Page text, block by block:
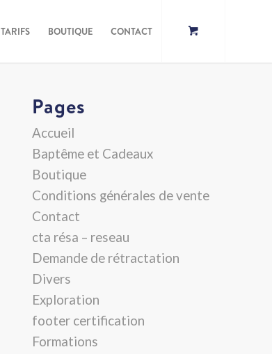
TARIFS BOUTIQUE CONTACT
Pages
Accueil
Baptême et Cadeaux
Boutique
Conditions générales de vente
Contact
cta résa – reseau
Demande de rétractation
Divers
Exploration
footer certification
Formations